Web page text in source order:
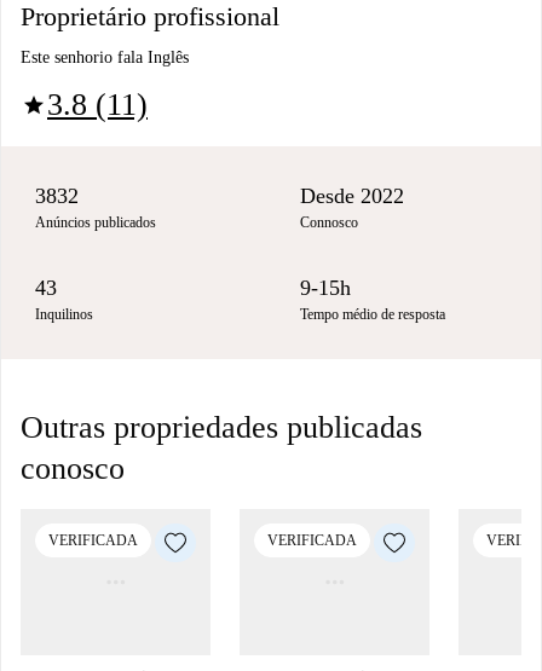
Proprietário profissional
Este senhorio fala Inglês
star3.8 (11)
3832
Anúncios publicados
Desde 2022
Connosco
43
Inquilinos
9-15h
Tempo médio de resposta
Outras propriedades publicadas
conosco
VERIFICADA VERIFICADA